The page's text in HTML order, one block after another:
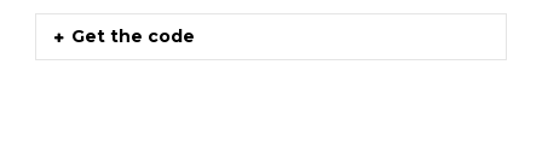
Get the code